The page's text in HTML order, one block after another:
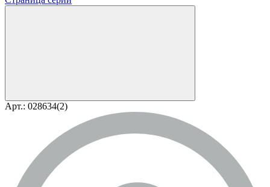
Арт.: 028634(2)